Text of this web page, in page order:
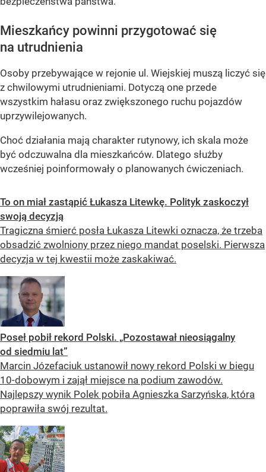
Mieszkańcy powinni przygotować się
na utrudnienia
Osoby przebywające w rejonie ul. Wiejskiej muszą liczyć się
z chwilowymi utrudnieniami. Dotyczą one przede
wszystkim hałasu oraz zwiększonego ruchu pojazdów
uprzywilejowanych.
Choć działania mają charakter rutynowy, ich skala może
być odczuwalna dla mieszkańców. Dlatego służby
wcześniej poinformowały o planowanych ćwiczeniach.
To on miał zastąpić Łukasza Litewkę. Polityk zaskoczył
swoją decyzją
Tragiczna śmierć posła Łukasza Litewki oznacza, że trzeba
obsadzić zwolniony przez niego mandat poselski. Pierwsza
decyzja w tej kwestii może zaskakiwać.
Poseł pobił rekord Polski. „Pozostawał nieosiągalny
od siedmiu lat”
Marcin Józefaciuk ustanowił nowy rekord Polski w biegu
10-dobowym i zajął miejsce na podium zawodów.
Najlepszy wynik Polek pobiła Agnieszka Sarzyńska, która
poprawiła swój rezultat.